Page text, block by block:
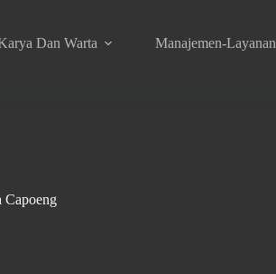
Dan Warta Manajemen-Layanan
Capoeng